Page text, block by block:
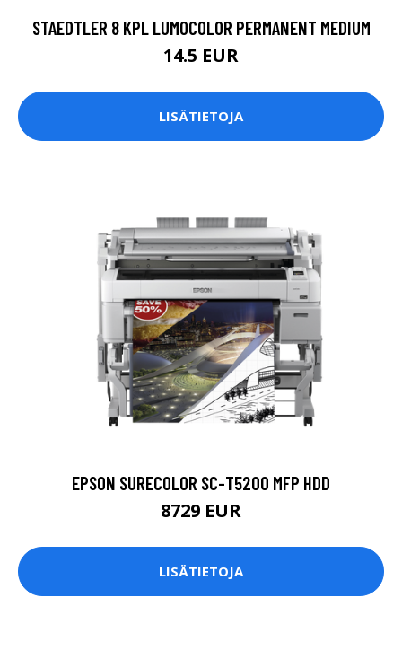
STAEDTLER 8 KPL LUMOCOLOR PERMANENT MEDIUM
14.5 EUR
LISÄTIETOJA
EPSON SURECOLOR SC-T5200 MFP HDD
8729 EUR
LISÄTIETOJA